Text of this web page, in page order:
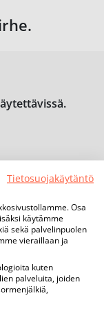
Tietosuojakäytäntö
Osa
käytämme
sekä palvelinpuolen
vieraillaan ja
kuten
palveluita, joiden